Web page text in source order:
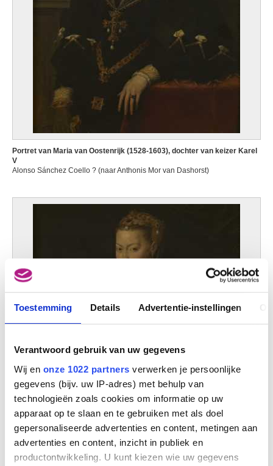
Toestemming Details Advertentie-instellingen
Verantwoord gebruik van uw gegevens
Wij en onze 1022 partners verwerken je persoonlijke
gegevens (bijv. uw IP-adres) met behulp van
technologieën zoals cookies om informatie op uw
apparaat op te slaan en te gebruiken met als doel
gepersonaliseerde advertenties en content, metingen aan
advertenties en content, inzicht in publiek en
productontwikkeling. U kunt kiezen wie uw gegevens
Portret van Maria van Oostenrijk (1528-1603), dochter van keizer Karel
V
Alonso Sánchez Coello ? (naar Anthonis Mor van Dashorst)